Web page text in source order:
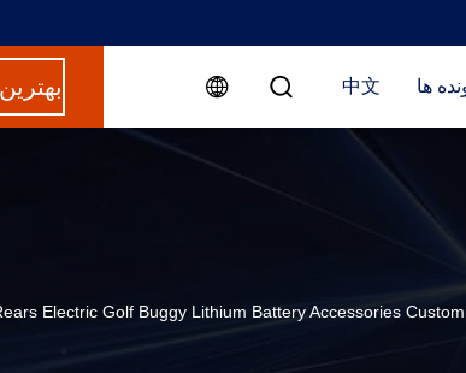
ها 中文
Electric Golf Buggy Lithium Battery Accessories